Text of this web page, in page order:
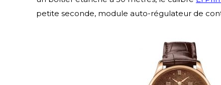
petite seconde, module auto-régulateur de